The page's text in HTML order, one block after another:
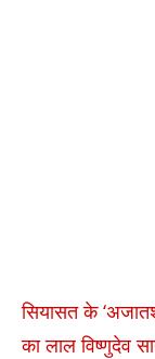
सियासत के
का लाल विष्णुदेव